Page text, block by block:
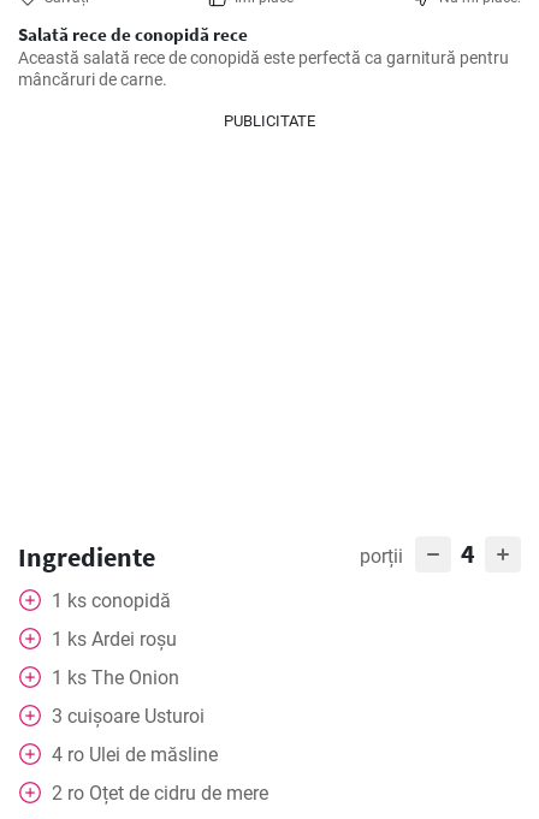
Salată rece de conopidă rece
Această salată rece de conopidă este perfectă ca garnitură pentru
mâncăruri de carne.
PUBLICITATE
Ingrediente porții 4
1 ks conopidă
1 ks Ardei roșu
1 ks The Onion
3 cuișoare Usturoi
4 ro Ulei de măsline
2 ro Oțet de cidru de mere